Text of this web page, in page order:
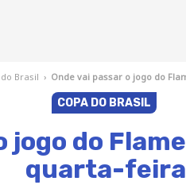
Brasil › Onde vai passar o jogo do
COPA DO BRASIL
jogo do
quarta-feira